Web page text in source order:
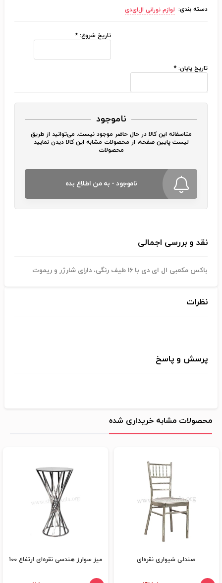
دسته بندی: لوازم نورانی ال‌ای‌دی
تاریخ شروع: *
تاریخ پایان: *
ناموجود
متاسفانه این کالا در حال حاضر موجود نیست. می‌توانید از طریق
لیست پایین صفحه، از محصولات مشابه این کالا دیدن نمایید
محصولات
ناموجود - به من اطلاع بده
نقد و بررسی اجمالی
باکس مکعبی ال ای دی با ۱۶ طیف رنگی، دارای شارژر و ریموت
نظرات
پرسش و پاسخ
محصولات مشابه خریداری شده
صندلی شیواری نقره‌ای میز سوارز هندسی نقره‌ای ارتفاع 100